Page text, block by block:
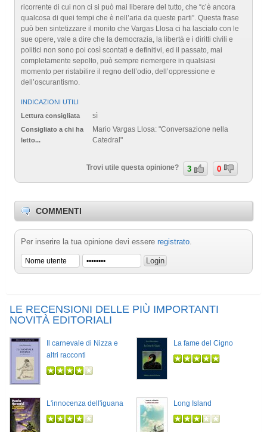
ricorrente di cui non ci si può mai liberare del tutto, che “c’è ancora
qualcosa di quei tempi che è nell’aria da queste parti”. Questa frase
può ben sintetizzare il monito che Vargas Llosa ci ha lasciato con le
sue opere, vale a dire che la democrazia, la libertà e i diritti civili e
politici non sono poi così scontati e definitivi, ed il passato, mai
completamente sepolto, può sempre riemergere in qualsiasi
momento per ristabilire il regno dell’odio, dell’oppressione e
dell’oscurantismo.
INDICAZIONI UTILI
Lettura consigliata
sì
Consigliato a chi ha
letto...
Mario Vargas Llosa: "Conversazione nella
Catedral"
Trovi utile questa opinione? 3 0
COMMENTI
Per inserire la tua opinione devi essere registrato.
LE RECENSIONI DELLE PIÙ IMPORTANTI
NOVITÀ EDITORIALI
Il carnevale di Nizza e
altri racconti
La fame del Cigno
L'innocenza dell'iguana Long Island